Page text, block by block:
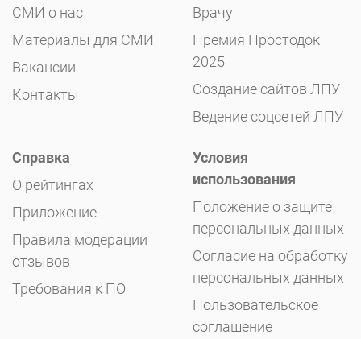
СМИ о нас
Материалы для СМИ
Вакансии
Контакты
Врачу
Премия Простодок
2025
Создание сайтов ЛПУ
Ведение соцсетей ЛПУ
Справка
О рейтингах
Приложение
Правила модерации
отзывов
Требования к ПО
Условия
использования
Положение о защите
персональных данных
Согласие на обработку
персональных данных
Пользовательское
соглашение